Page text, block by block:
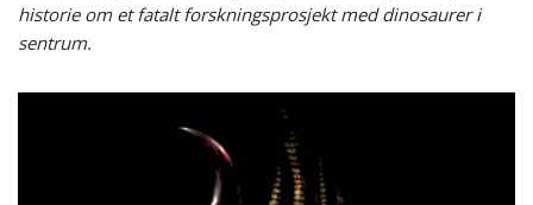
historie om et fatalt forskningsprosjekt med dinosaurer i
sentrum.